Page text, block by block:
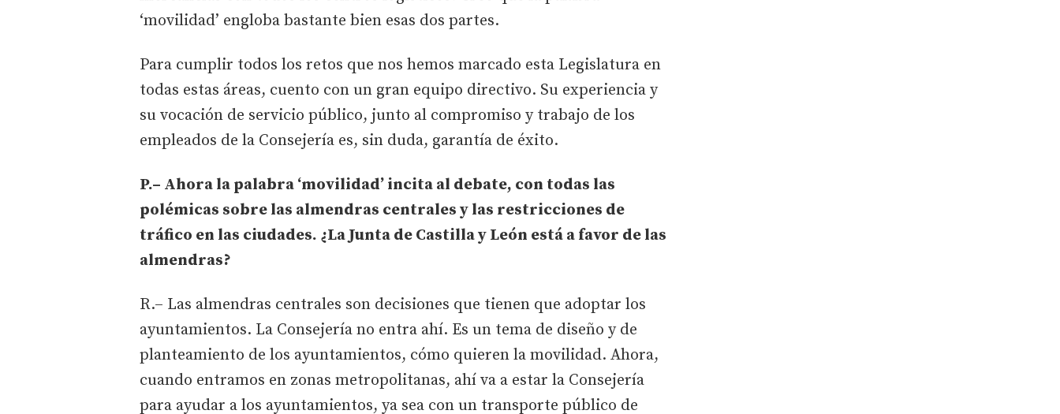
‘movilidad’ engloba bastante bien esas dos partes.
Para cumplir todos los retos que nos hemos marcado esta Legislatura en
todas estas áreas, cuento con un gran equipo directivo. Su experiencia y
su vocación de servicio público, junto al compromiso y trabajo de los
empleados de la Consejería es, sin duda, garantía de éxito.
P.– Ahora la palabra ‘movilidad’ incita al debate, con todas las
polémicas sobre las almendras centrales y las restricciones de
tráfico en las ciudades. ¿La Junta de Castilla y León está a favor de las
almendras?
R.– Las almendras centrales son decisiones que tienen que adoptar los
ayuntamientos. La Consejería no entra ahí. Es un tema de diseño y de
planteamiento de los ayuntamientos, cómo quieren la movilidad. Ahora,
cuando entramos en zonas metropolitanas, ahí va a estar la Consejería
para ayudar a los ayuntamientos, ya sea con un transporte público de